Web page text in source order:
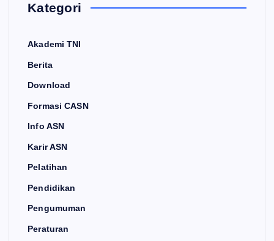
Kategori
Akademi TNI
Berita
Download
Formasi CASN
Info ASN
Karir ASN
Pelatihan
Pendidikan
Pengumuman
Peraturan